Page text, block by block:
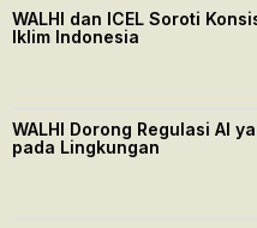
WALHI dan ICEL Soroti
Iklim Indonesia
WALHI Dorong Regulasi AI
pada Lingkungan